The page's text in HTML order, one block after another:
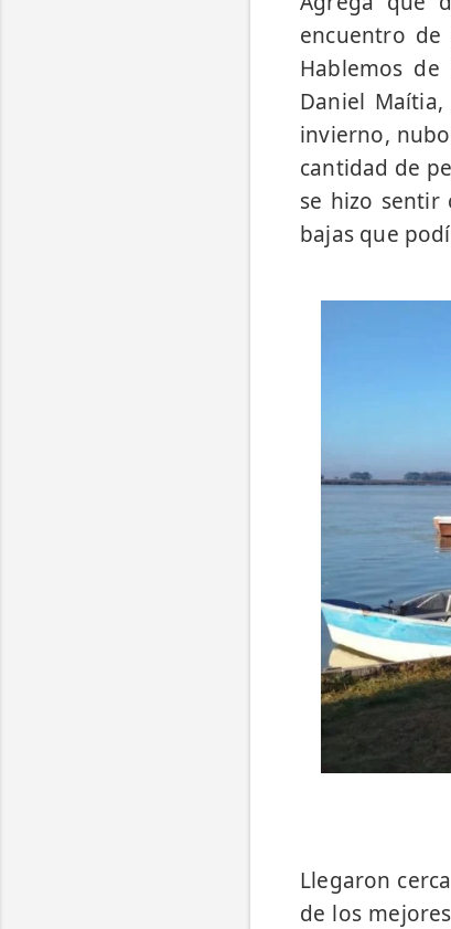
encuentro
Hablemos de
Daniel
invierno,
cantidad de
se hizo sentir
bajas que
Llegaron
de los